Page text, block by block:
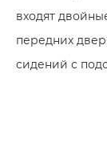
входят
передних
сидений с